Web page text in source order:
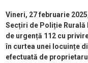
Vineri, 27 februarie
Secțiri de Poliție Rurală
de urgență 112 cu
în curtea unei locuințe
efectuată de